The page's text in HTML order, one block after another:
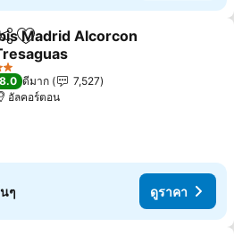
ร์ เพิ่มในรายการโปรด
Madrid Alcorcon
ดาว
8.0 ดีมาก
7,527
อัลคอร์ตอน
ๆ ดูราคา